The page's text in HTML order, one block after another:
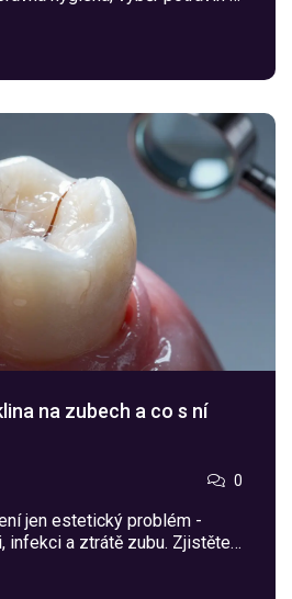
ortodontického
na zubech a co s ní
0
jen estetický problém -
infekci a ztrátě zubu. Zjistěte,
léčbě.